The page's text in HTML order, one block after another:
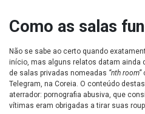
Como as salas
Não se sabe ao certo quando
início, mas alguns relatos datam ainda
de salas privadas nomeadas “nth room”
Telegram, na Coreia. O conteúdo
aterrador: pornografia abusiva, que
vítimas eram obrigadas a tirar suas